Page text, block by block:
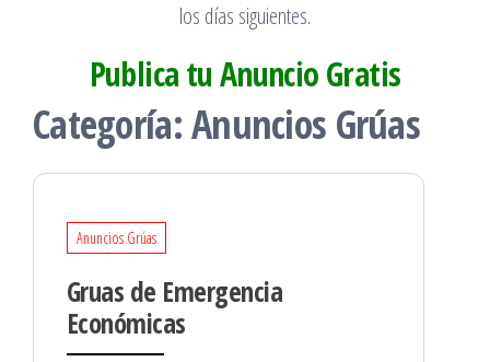
los días siguientes.
Publica tu Anuncio Gratis
Categoría:Anuncios Grúas
Anuncios Grúas
Gruas de Emergencia
Económicas